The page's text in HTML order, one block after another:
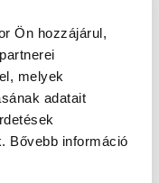
Ön hozzájárul,
melyek
adatait
Bővebb információ